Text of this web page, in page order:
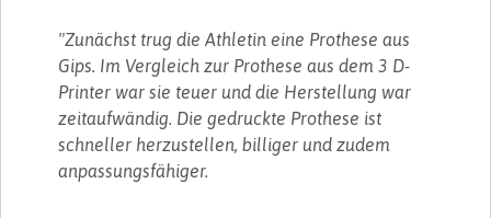
"Zunächst trug die Athletin eine Prothese aus
Gips. Im Vergleich zur Prothese aus dem 3 D-
Printer war sie teuer und die Herstellung war
zeitaufwändig. Die gedruckte Prothese ist
schneller herzustellen, billiger und zudem
anpassungsfähiger.